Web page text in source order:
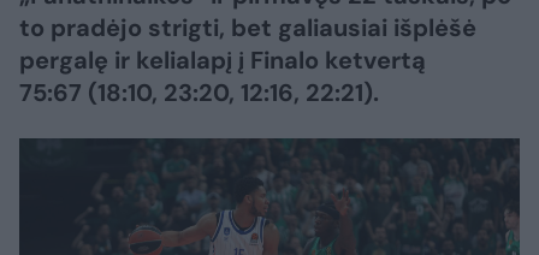
to pradėjo strigti, bet galiausiai išplėšė
pergalę ir kelialapį į Finalo ketvertą
75:67 (18:10, 23:20, 12:16, 22:21).